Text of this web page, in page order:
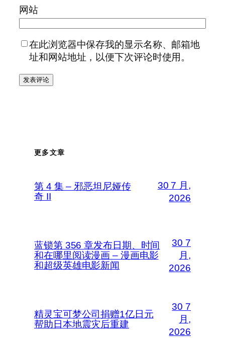
网站
在此浏览器中保存我的显示名称、邮箱地
址和网站地址，以便下次评论时使用。
更多文章
第 4 集 – 邪恶坦尼娅传
奇 II
30 7 月,
2026
蓝锁第 356 章发布日期、时间
和在哪里阅读漫画 – 漫画电影
和超级英雄电影新闻
30 7
月,
2026
精灵宝可梦公司捐赠1亿日元
帮助日本地震灾后重建
30 7
月,
2026